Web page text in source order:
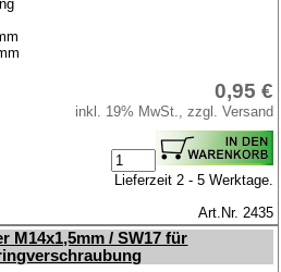
0,95 €
inkl. 19% MwSt., zzgl. Versand
Lieferzeit 2 - 5 Werktage.
Art.Nr. 2435
M14x1,5mm / SW17 für